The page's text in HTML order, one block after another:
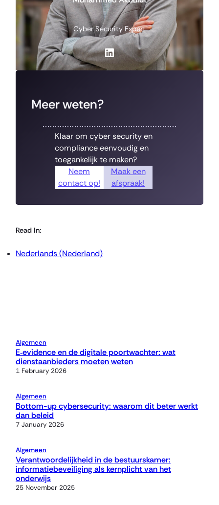
Cyber Security Expert
LinkedIn
Meer weten?
Klaar om cyber security en
compliance eenvoudig en
toegankelijk te maken?
Neem
contact op!
Maak een
afspraak!
Read In:
Nederlands (Nederland)
Algemeen
E‑evidence en de digitale poortwachter: wat
dienstaanbieders moeten weten
1 February 2026
Algemeen
Bottom-up cybersecurity: waarom dit beter werkt
dan beleid
7 January 2026
Algemeen
Verantwoordelijkheid in de bestuurskamer:
informatiebeveiliging als kernplicht van het
onderwijs
25 November 2025